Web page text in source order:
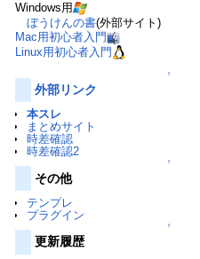
Windows用
ぼうけんの書(外部サイト)
Mac用初心者入門
Linux用初心者入門
↑
外部リンク
本スレ
まとめサイト
時差確認
時差確認2
↑
その他
テンプレ
プラグイン
↑
更新履歴